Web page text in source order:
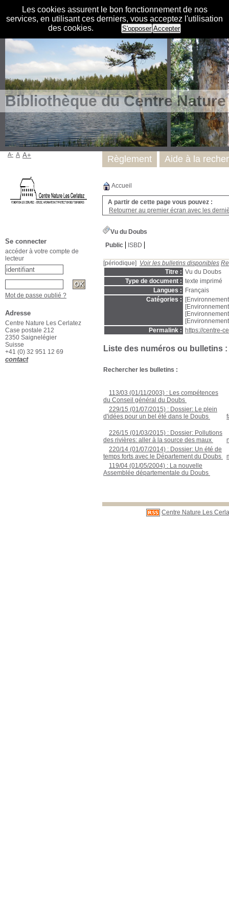
Les cookies assurent le bon fonctionnement de nos
services, en utilisant ces derniers, vous acceptez l'utilisation
des cookies.
S'opposer Accepter
Bibliothèque du Centre
Accueil
A partir de cette page vous pouvez :
Retourner au premier écran avec les
Vu du Doubs
Public
ISBD
[périodique] Voir les bulletins disponibles
Titre : Vu du Doubs
Type de document : texte imprimé
Langues :
Français
Catégories :
Permalink :
https://centre-
Liste des numéros ou bulletins :
Rechercher les bulletins :
229/15 (01/07/2015) : Dossier: Le plein
d'idées pour un bel été dans le Doubs
226/15 (01/03/2015) : Dossier: Pollutions
des rivières: aller à la source des maux
220/14 (01/07/2014) : Dossier: Un été de
temps forts avec le Département du Doubs
119/04 (01/05/2004) : La nouvelle
Assemblée départementale du Doubs
113/03 (01/11/2003) : Les compétences
du Conseil général du Doubs
Centre Nature Les
Règlement Aide à la
A- A A+
Se connecter
accéder à votre compte de
lecteur
Mot de passe oublié ?
Adresse
Centre Nature Les Cerlatez
Case postale 212
2350 Saignelégier
Suisse
+41 (0) 32 951 12 69
contact